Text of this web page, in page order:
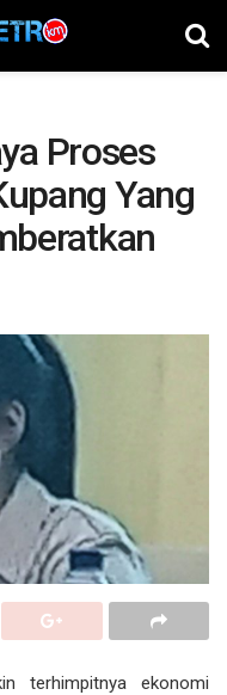
Proses
Yang
terhimpitnya ekonomi